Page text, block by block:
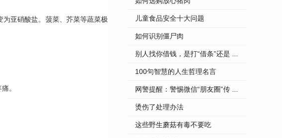
亚硝酸盐。菠菜、芥菜等蔬菜极
。
儿童食品安全十大问题
如何识别僵尸肉
别人找你借钱，是打“借条”还是 ...
100句智慧的人生哲理名言
网警提醒：警惕微信“朋友圈”传 ...
烫伤了处理办法
这些野生蘑菇有毒不要吃